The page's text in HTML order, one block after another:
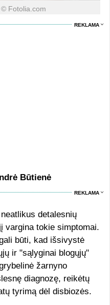
© Fotolia.com
REKLAMA
Būtienė
REKLAMA
detalesnių
vargina tokie simptomai.
būti, kad išsivystė
ir "sąlyginai blogųjų"
žarnyno
diagnozę, reikėtų
tyrimą dėl disbiozės.